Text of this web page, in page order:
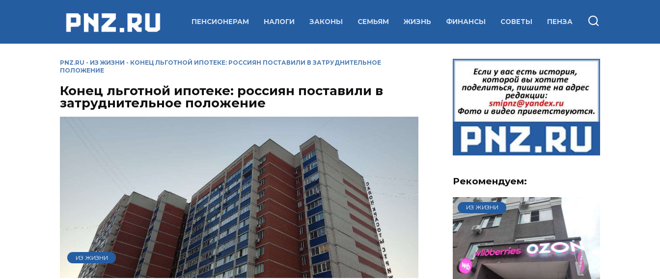
ПЕНСИОНЕРАМ НАЛОГИ ЗАКОНЫ СЕМЬЯМ ЖИЗНЬ ФИНАНСЫ СОВЕТЫ ПЕНЗА
PNZ.RU - ИЗ ЖИЗНИ - КОНЕЦ ЛЬГОТНОЙ ИПОТЕКЕ: РОССИЯН ПОСТАВИЛИ В ЗАТРУДНИТЕЛЬНОЕ
ПОЛОЖЕНИЕ
Конец льготной ипотеке: россиян поставили в
затруднительное положение
ИЗ ЖИЗНИ
Рекомендуем:
ИЗ ЖИЗНИ